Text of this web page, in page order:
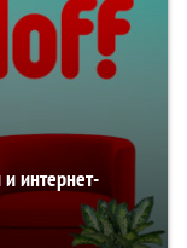
интернет-